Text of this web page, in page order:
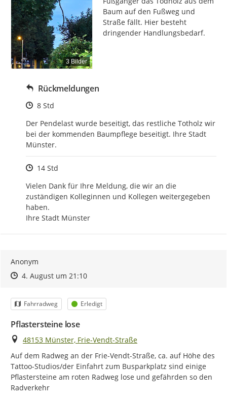
3 Bilder
Baum auf den Fußweg und
Straße fällt. Hier besteht
dringender Handlungsbedarf.
Rückmeldungen
Zeitpunkt des Erstellens
8 Std
Der Pendelast wurde beseitigt, das restliche Totholz wir
bei der kommenden Baumpflege beseitigt. Ihre Stadt
Münster.
Zeitpunkt des Erstellens
14 Std
Vielen Dank für Ihre Meldung, die wir an die
zuständigen Kolleginnen und Kollegen weitergegeben
haben.
Ihre Stadt Münster
Anonym
Zeitpunkt des Erstellens
Zeitpunkt des Erstellens
4. August um 21:10Zur Äußerung
Kategorie
Fahrradweg Status
Erledigt
Pflastersteine lose
Ort
48153 Münster, Frie-Vendt-Straße
Auf dem Radweg an der Frie-Vendt-Straße, ca. auf Höhe des
Tattoo-Studios/der Einfahrt zum Busparkplatz sind einige
Pflastersteine am roten Radweg lose und gefährden so den
Radverkehr